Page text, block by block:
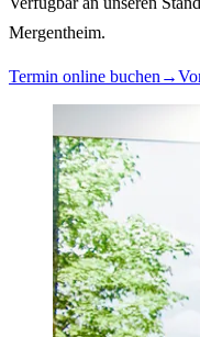
Mergentheim.
Termin online buchen →